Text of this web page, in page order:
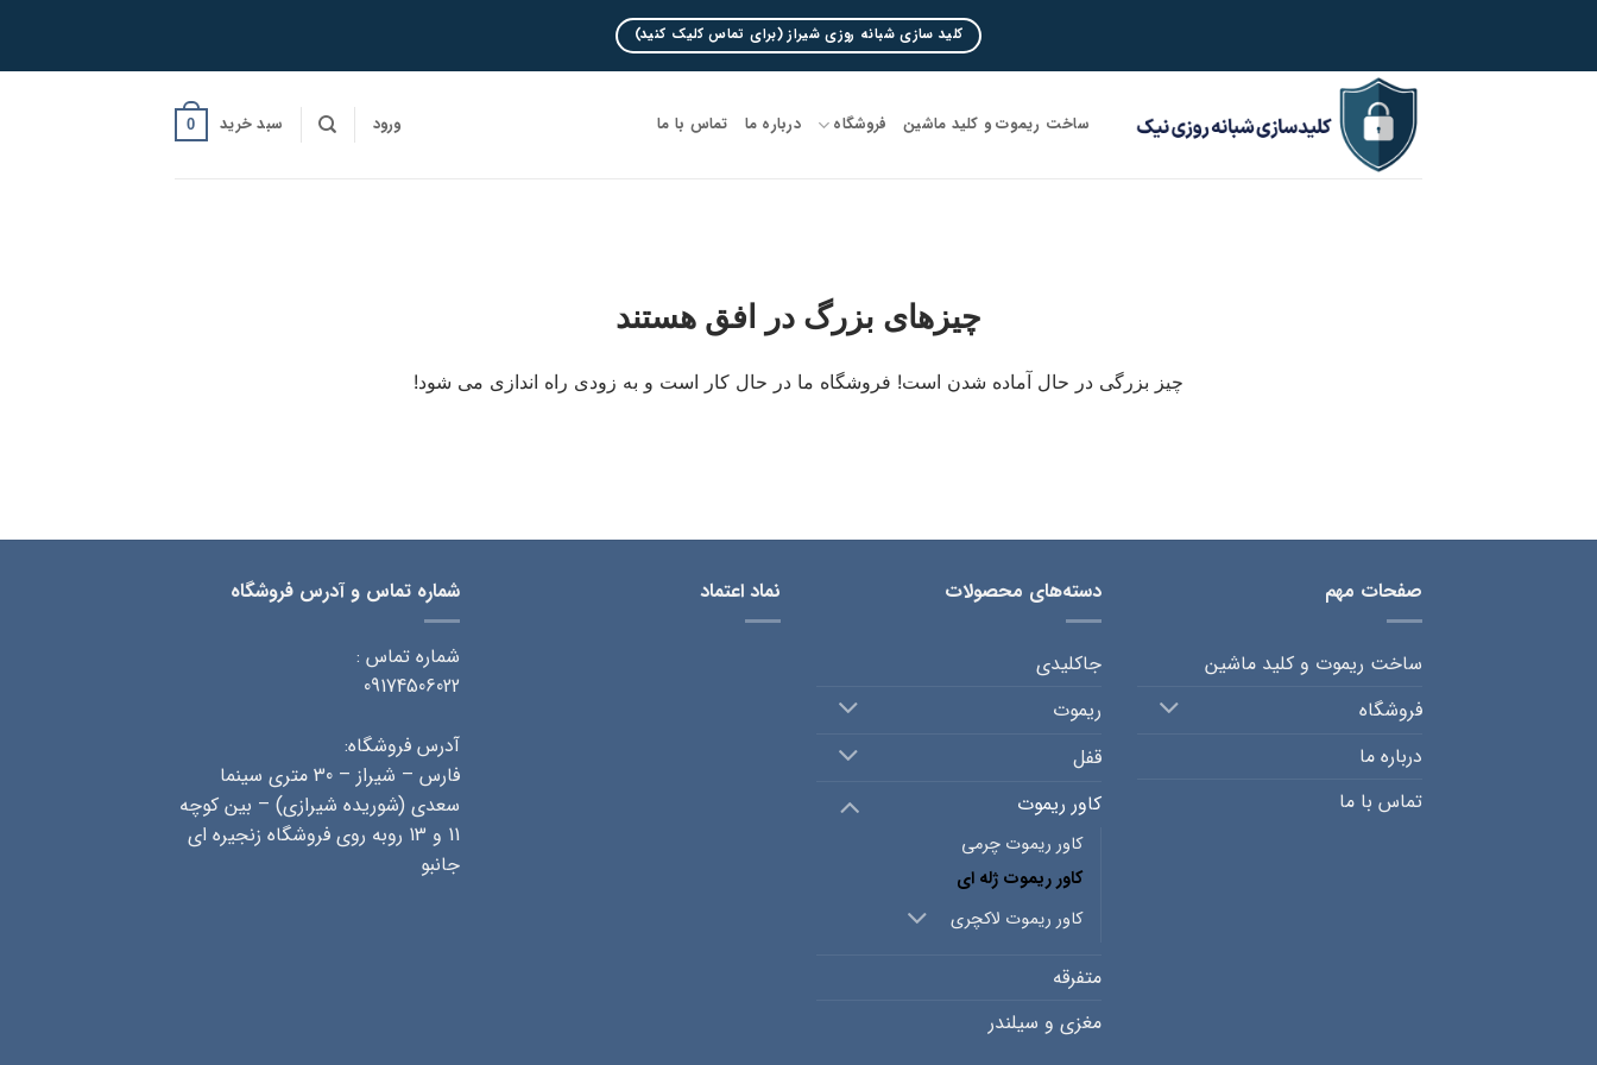
content
کلید سازی شبانه روزی شیراز (برای تماس کلیک کنید)
ساخت ریموت و کلید ماشین فروشگاه درباره ما تماس با ما ورود سبد خرید 0
چیزهای بزرگ در افق هستند
چیز بزرگی در حال آماده شدن است! فروشگاه ما در حال کار است و به زودی راه اندازی می شود!
صفحات مهم
ساخت ریموت و کلید ماشین
فروشگاه
درباره ما
تماس با ما
دسته‌های محصولات
جاکلیدی
ریموت
قفل
کاور ریموت
کاور ریموت چرمی
کاور ریموت ژله ای
کاور ریموت لاکچری
متفرقه
مغزی و سیلندر
نماد اعتماد شماره تماس و آدرس فروشگاه
شماره تماس :
09174506022
آدرس فروشگاه:
فارس – شیراز – 30 متری سینما
سعدی (شوریده شیرازی) – بین کوچه
11 و 13 روبه روی فروشگاه زنجیره ای
جانبو